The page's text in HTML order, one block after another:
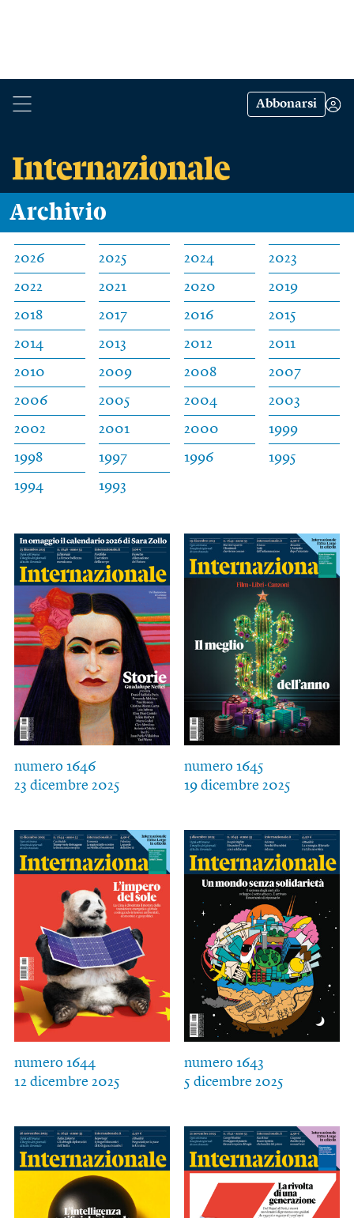
Abbonarsi
Archivio
2026 2025 2024
2023
2022
2021 2020
2019
2018
2017 2016
2015
2014
2013 2012
2011
2010
2009 2008
2007
2006
2005 2004
2003
2002
2001 2000
1999
1998
1997 1996
1995
1994
1993
numero 1646
23 dicembre 2025
numero 1645
19 dicembre 2025
numero 1644
12 dicembre 2025
numero 1643
5 dicembre 2025